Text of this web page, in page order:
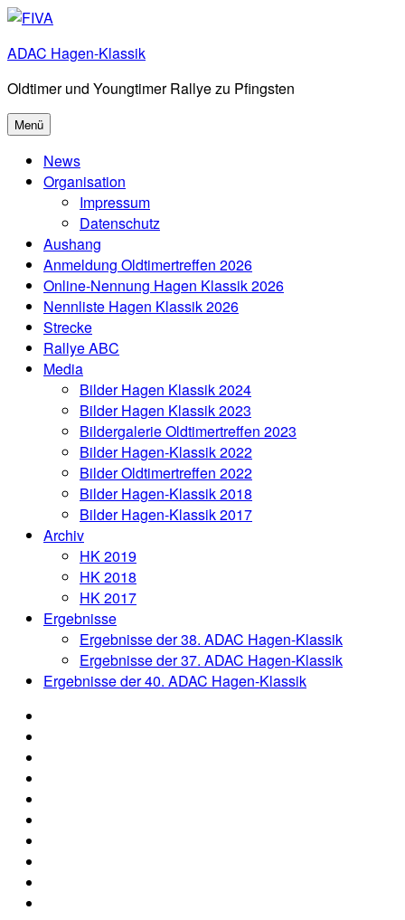
Zum
springen
ADAC Hagen-Klassik
Oldtimer und Youngtimer Rallye zu Pfingsten
Menü
News
Organisation
Impressum
Datenschutz
Aushang
Anmeldung Oldtimertreffen 2026
Online-Nennung Hagen Klassik 2026
Nennliste Hagen Klassik 2026
Strecke
Rallye ABC
Media
Bilder Hagen Klassik 2024
Bilder Hagen Klassik 2023
Bildergalerie Oldtimertreffen 2023
Bilder Hagen-Klassik 2022
Bilder Oldtimertreffen 2022
Bilder Hagen-Klassik 2018
Bilder Hagen-Klassik 2017
Archiv
HK 2019
HK 2018
HK 2017
Ergebnisse
Ergebnisse der 38. ADAC Hagen-Klassik
Ergebnisse der 37. ADAC Hagen-Klassik
Ergebnisse der 40. ADAC Hagen-Klassik